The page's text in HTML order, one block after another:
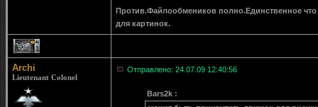
Против.Файлообмеников полно.Единственное
для картинок.
1
Archi
Lieutenant Colonel
Отправлено: 24.07.09 12:40:56
Bars2k :